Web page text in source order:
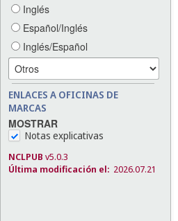
Inglés
Español/Inglés
Inglés/Español
ENLACES A OFICINAS DE
MARCAS
MOSTRAR
Notas explicativas
NCLPUB v5.0.3
Última modificación el: 2026.07.21